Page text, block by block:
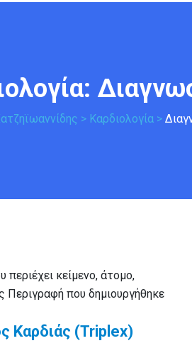
> Καρδιολογία >
Καρδιάς (Triplex)